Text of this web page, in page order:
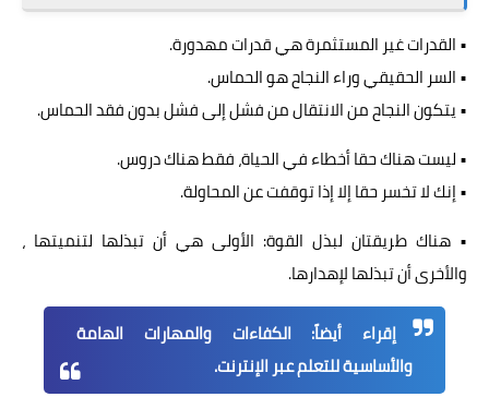
• القدرات غير المستثمرة هي قدرات مهدورة.
• السر الحقيقي وراء النجاح هو الحماس.
• يتكون النجاح من الانتقال من فشل إلى فشل بدون فقد الحماس.
• ليست هناك حقا أخطاء في الحياة، فقط هناك دروس.
• إنك لا تخسر حقا إلا إذا توقفت عن المحاولة.
• هناك طريقتان لبذل القوة: الأولى هي أن تبذلها لتنميتها ،
والأخرى أن تبذلها لإهدارها.
إقراء أيضاً:الكفاءات والمهارات الهامة
والأساسية للتعلم عبر الإنترنت.